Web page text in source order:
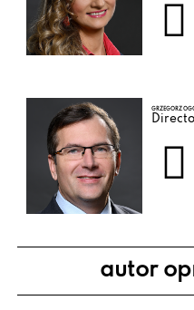
GRZEGORZ
autor